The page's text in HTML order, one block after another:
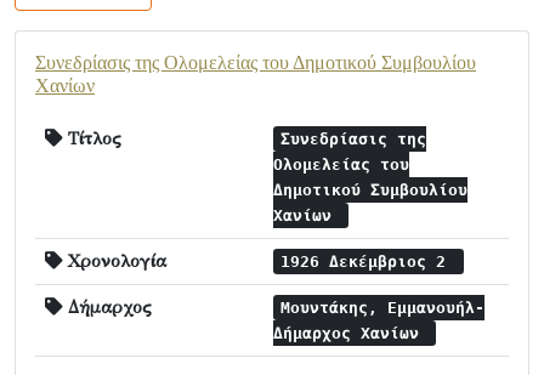
Συνεδρίασις της Ολομελείας του Δημοτικού Συμβουλίου
Χανίων
Τίτλος
Συνεδρίασις της
Ολομελείας του
Δημοτικού Συμβουλίου
Χανίων
Χρονολογία 1926 Δεκέμβριος 2
Δήμαρχος
Μουντάκης, Εμμανουήλ-
Δήμαρχος Χανίων